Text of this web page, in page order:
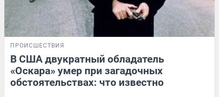
ПРОИСШЕСТВИЯ
В США двукратный обладатель
«Оскара» умер при загадочных
обстоятельствах: что известно